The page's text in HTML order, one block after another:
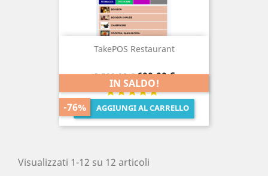
TakePOS Restaurant
Prezzo
base
2.500,00 €Prezzo
600,00 €
 AGGIUNGI AL CARRELLO
IN SALDO!
-76%
Visualizzati 1-12 su 12 articoli